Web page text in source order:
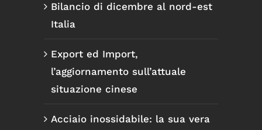
Bilancio di dicembre al nord-est
Italia
Export ed Import,
l’aggiornamento sull’attuale
situazione cinese
Acciaio inossidabile: la sua vera